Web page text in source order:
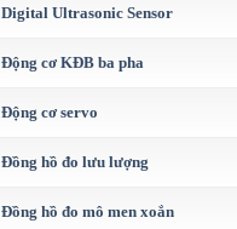
Digital Ultrasonic Sensor
Động cơ KĐB ba pha
Động cơ servo
Đồng hồ đo lưu lượng
Đồng hồ đo mô men xoắn